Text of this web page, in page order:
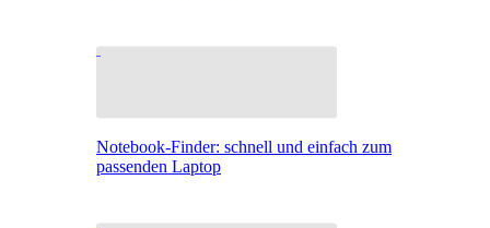
Notebook-Finder: schnell und einfach zum
passenden Laptop